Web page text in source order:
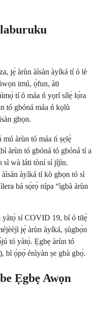
jẹ́ àrùn àìsàn àyíká tí ó lè
imú, ọ̀fun, àti
tí ó máa ń yọrí sílẹ̀ lọ́ra
tó gbóná máa ń kọlù
gbọn.
àrùn tó máa ń ṣẹlẹ̀
àrùn tó gbóná tó gbóná tí a
sì wà láti tòní sí jíjìn.
àyíká tí kò gbọn tó sì
bá sọ̀rọ̀ nípa “ìgbà àrùn
yàtọ̀ sí COVID 19, bí ó tilẹ̀
jẹ́ àrùn àyíká, ṣùgbọ́n
tó yàtọ̀. Ẹgbẹ àrùn tó
bí ọ̀pọ̀ ènìyàn ṣe gbà gbọ́.
Ẹgbẹ Awọn